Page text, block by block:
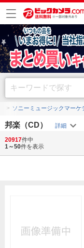
ソニーミュージックマーケ
邦楽（CD）
アルバム 通常版
20917件中
1～50件を表示